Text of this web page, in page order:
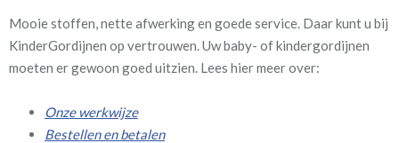
Mooie stoffen, nette afwerking en goede service. Daar kunt u bij
KinderGordijnen op vertrouwen. Uw baby- of kindergordijnen
moeten er gewoon goed uitzien. Lees hier meer over:
Onze werkwijze
Bestellen en betalen